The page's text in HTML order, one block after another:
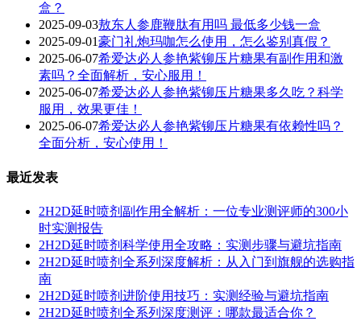
盒？
2025-09-03敖东人参鹿鞭肽有用吗 最低多少钱一盒
2025-09-01豪门礼炮玛咖怎么使用，怎么鉴别真假？
2025-06-07希爱达必人参艳紫铆压片糖果有副作用和激
素吗？全面解析，安心服用！
2025-06-07希爱达必人参艳紫铆压片糖果多久吃？科学
服用，效果更佳！
2025-06-07希爱达必人参艳紫铆压片糖果有依赖性吗？
全面分析，安心使用！
最近发表
2H2D延时喷剂副作用全解析：一位专业测评师的300小
时实测报告
2H2D延时喷剂科学使用全攻略：实测步骤与避坑指南
2H2D延时喷剂全系列深度解析：从入门到旗舰的选购指
南
2H2D延时喷剂进阶使用技巧：实测经验与避坑指南
2H2D延时喷剂全系列深度测评：哪款最适合你？